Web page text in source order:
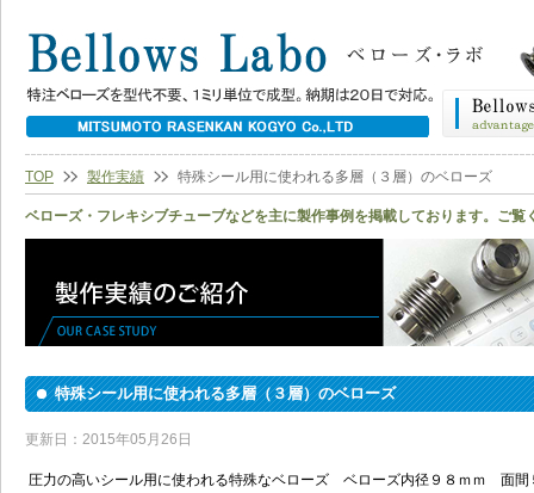
TOP 製作実績 特殊シール用に使われる多層（３層）のベローズ
ベローズ・フレキシブチューブなどを主に製作事例を掲載しております。ご覧
特殊シール用に使われる多層（３層）のベローズ
更新日：2015年05月26日
圧力の高いシール用に使われる特殊なベローズ ベローズ内径９８ｍｍ 面間